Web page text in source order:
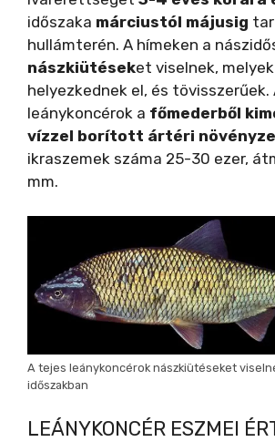
V
i
d
e
o
időszaka márciustól májusig
hullámterén. A hímeken a
nászkiütéseket viselnek,
helyezkednek el, és tövisszerűek.
leánykoncérok a főmederből
vízzel borított ártéri
ikraszemek száma 25-30 ezer,
mm.
A tejes leánykoncérok nászkiütéseket
időszakban
LEÁNYKONCÉR ESZMEI